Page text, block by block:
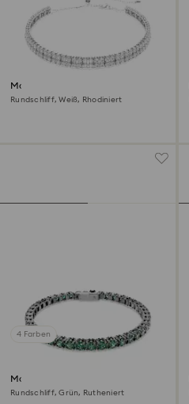
Matrix Halsband
Rundschliff, Weiß, Rhodiniert
4 Farben
Matrix Tennis Armband
Rundschliff, Grün, Rutheniert